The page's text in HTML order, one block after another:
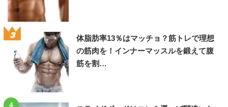
3
体脂肪率13％はマッチョ？筋トレで理想
の筋肉を！インナーマッスルを鍛えて腹
筋を割…
4